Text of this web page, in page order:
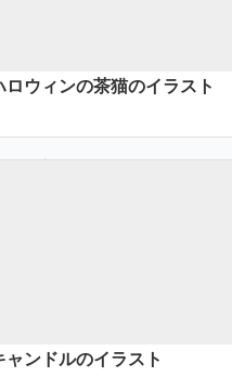
ロウィンの茶猫のイラスト
ャンドルのイラスト